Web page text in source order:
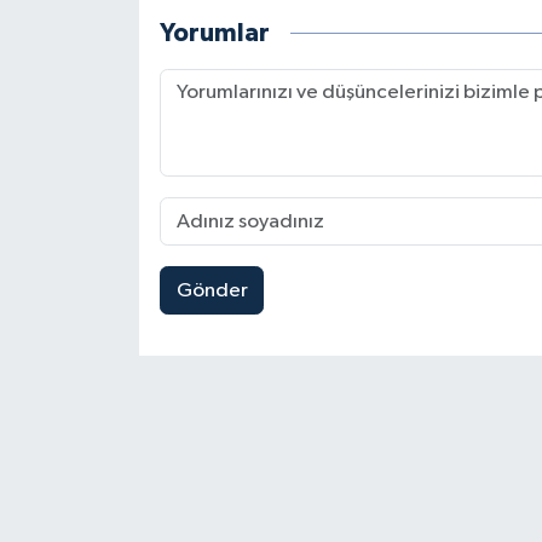
Yorumlar
Gönder